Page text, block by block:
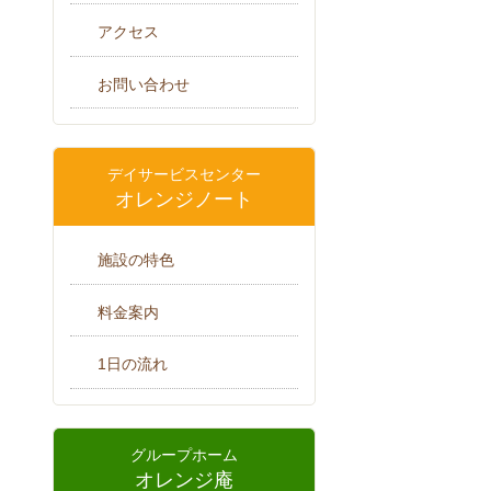
アクセス
お問い合わせ
デイサービスセンター
オレンジノート
施設の特色
料金案内
1日の流れ
グループホーム
オレンジ庵